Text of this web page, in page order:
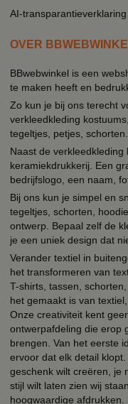
AI-transparantieverklaring
OVER
BBwebwinkel is een
te maken heeft en
Zo kun je bij ons terecht
verkleedkleding
tegeltjes, petjes, schorten.
Naast de
keramiekdrukkerij. Een
bedrijfslogo, een naam,
Bij ons kun je simpel en
tegeltjes, schorten,
ontwerp. Bepaal zelf de
je een uniek design dat
Verander textiel in
het transformeren van
T-shirts, tassen,
het gemaakt is van
Onze creativiteit kent
ontwerpafdeling die erop
brengen. Van het eerste
ervoor dat elk detail
geschenk wilt creëren, je
stijl wilt laten zien wij
hoogwaardige